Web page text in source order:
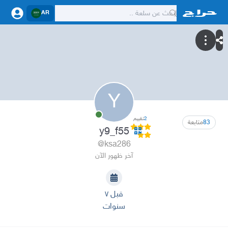
AR
Y
83متابعة 2تقييم
y9_f55
@ksa286
آخر ظهور الآن
قبل ٧
سنوات